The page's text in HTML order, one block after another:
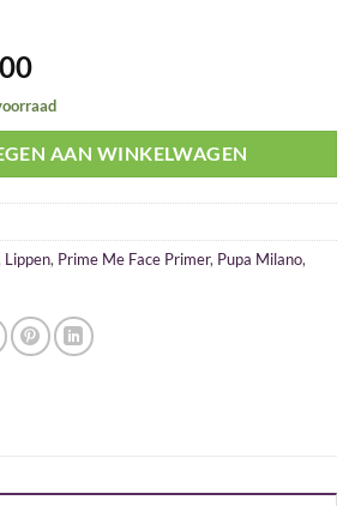
Huidige
prijs
is:
€ 20,00.
AAN WINKELWAGEN
Lippen, Prime Me Face Primer, Pupa Milano,